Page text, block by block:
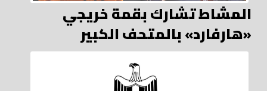
المشاط تشارك بقمة خريجي
«هارفارد» بالمتحف الكبير